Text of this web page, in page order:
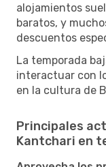
alojamientos
baratos, y
descuentos
La temporada
interactuar con
en la cultura de
Principales
Kantchari en